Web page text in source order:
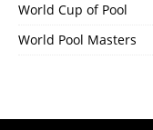
World Cup of Pool
World Pool Masters